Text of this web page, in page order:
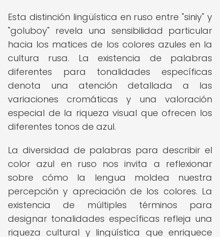
Esta distinción lingüística en ruso entre "siniy" y
"goluboy" revela una sensibilidad particular
hacia los matices de los colores azules en la
cultura rusa. La existencia de palabras
diferentes para tonalidades específicas
denota una atención detallada a las
variaciones cromáticas y una valoración
especial de la riqueza visual que ofrecen los
diferentes tonos de azul.
La diversidad de palabras para describir el
color azul en ruso nos invita a reflexionar
sobre cómo la lengua moldea nuestra
percepción y apreciación de los colores. La
existencia de múltiples términos para
designar tonalidades específicas refleja una
riqueza cultural y lingüística que enriquece